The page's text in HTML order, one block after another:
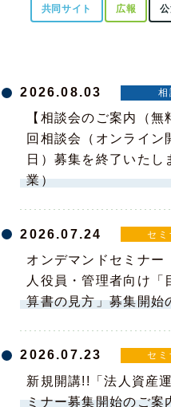
共同サイト 広報
2026.08.03 相
【相談会のご案内（
回相談会（オンライン
日）募集を終了いたし
業）
2026.07.24 セミ
オンデマンドセミナー
人役員・管理者向け「
算書の見方」募集開始
2026.07.23 セミ
新規開講!!「法人資産
ミナー募集開始のご案